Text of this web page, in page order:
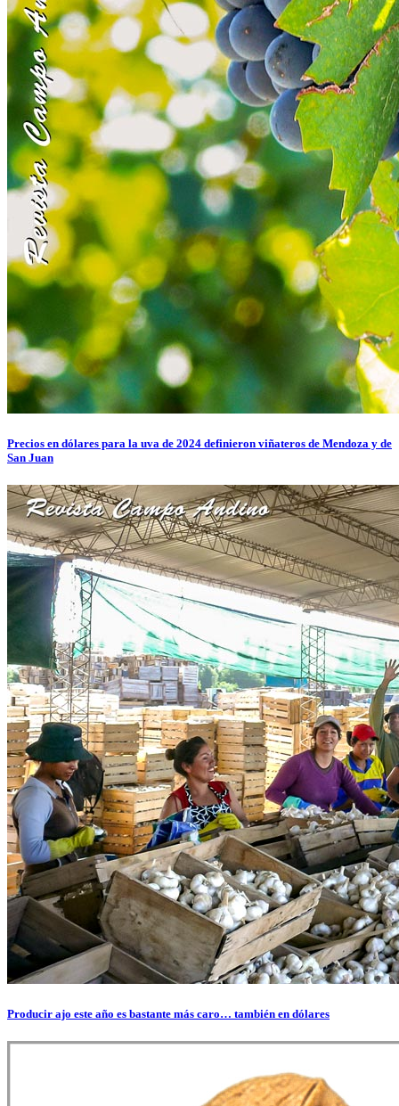
Precios en dólares para la uva de 2024 definieron viñateros de Mendoza y de
San Juan
Producir ajo este año es bastante más caro… también en dólares